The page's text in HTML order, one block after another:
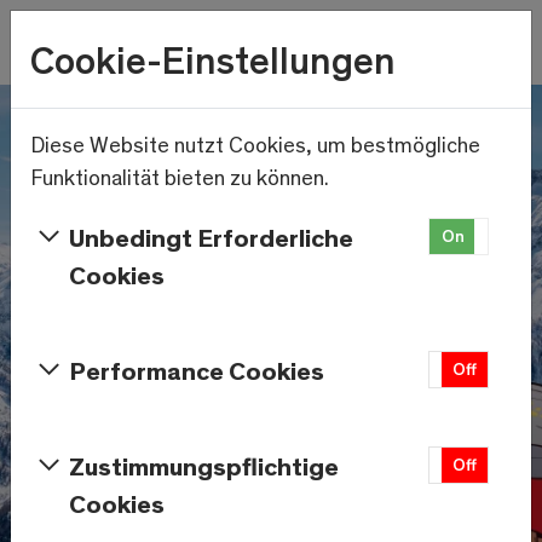
Skip to main content
12.1°C
Wetter
Cookie-Einstellungen
Diese Website nutzt Cookies, um bestmögliche
Funktionalität bieten zu können.
Unbedingt Erforderliche
Cookies
On Off
Performance Cookies Off
Zustimmungspflichtige
Cookies
Off